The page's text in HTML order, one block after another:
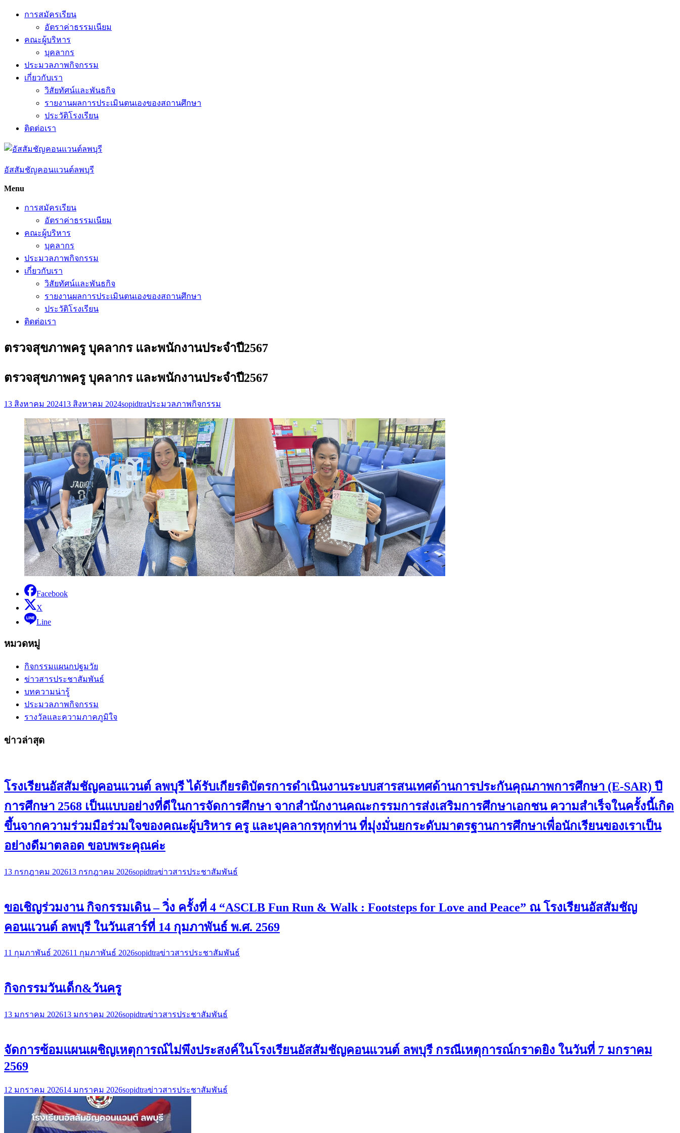
Skip
การสมัครเรียน
อัตราค่าธรรมเนียม
คณะผู้บริหาร
บุคลากร
ประมวลภาพกิจกรรม
เกี่ยวกับเรา
วิสัยทัศน์และพันธกิจ
รายงานผลการประเมินตนเองของสถานศึกษา
ประวัติโรงเรียน
ติดต่อเรา
อัสสัมชัญคอนแวนต์ลพบุรี
Menu
การสมัครเรียน
อัตราค่าธรรมเนียม
คณะผู้บริหาร
บุคลากร
ประมวลภาพกิจกรรม
เกี่ยวกับเรา
วิสัยทัศน์และพันธกิจ
รายงานผลการประเมินตนเองของสถานศึกษา
ประวัติโรงเรียน
ติดต่อเรา
ตรวจสุขภาพครู บุคลากร และพนักงานประจำปี2567
ตรวจสุขภาพครู บุคลากร และพนักงานประจำปี2567
13 สิงหาคม 202413 สิงหาคม 2024sopidtraประมวลภาพกิจกรรม
Facebook
X
Line
หมวดหมู่
กิจกรรมแผนกปฐมวัย
ข่าวสารประชาสัมพันธ์
บทความน่ารู้
ประมวลภาพกิจกรรม
รางวัลและความภาคภูมิใจ
ข่าวล่าสุด
โรงเรียนอัสสัมชัญคอนแวนต์ ลพบุรี ได้รับเกียรติบัตรการดำเนินงานระบบสารสนเทศด้านการประกันคุณภาพการศึกษา (E-SAR) ปี
การศึกษา 2568 เป็นแบบอย่างที่ดีในการจัดการศึกษา จากสำนักงานคณะกรรมการส่งเสริมการศึกษาเอกชน ความสำเร็จในครั้งนี้เกิด
ขึ้นจากความร่วมมือร่วมใจของคณะผู้บริหาร ครู และบุคลากรทุกท่าน ที่มุ่งมั่นยกระดับมาตรฐานการศึกษาเพื่อนักเรียนของเราเป็น
อย่างดีมาตลอด ขอบพระคุณค่ะ
13 กรกฎาคม 202613 กรกฎาคม 2026sopidtraข่าวสารประชาสัมพันธ์
ขอเชิญร่วมงาน กิจกรรมเดิน – วิ่ง ครั้งที่ 4 “ASCLB Fun Run & Walk : Footsteps for Love and Peace” ณ โรงเรียนอัสสัมชัญ
คอนแวนต์ ลพบุรี ในวันเสาร์ที่ 14 กุมภาพันธ์ พ.ศ. 2569
11 กุมภาพันธ์ 202611 กุมภาพันธ์ 2026sopidtraข่าวสารประชาสัมพันธ์
กิจกรรมวันเด็ก&วันครู
13 มกราคม 202613 มกราคม 2026sopidtraข่าวสารประชาสัมพันธ์
จัดการซ้อมแผนเผชิญเหตุการณ์ไม่พึงประสงค์ในโรงเรียนอัสสัมชัญคอนแวนต์ ลพบุรี กรณีเหตุการณ์กราดยิง ในวันที่ 7 มกราคม
2569
12 มกราคม 202614 มกราคม 2026sopidtraข่าวสารประชาสัมพันธ์